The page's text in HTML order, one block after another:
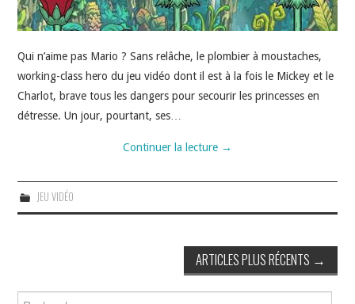
Qui n’aime pas Mario ? Sans relâche, le plombier à moustaches,
working-class hero du jeu vidéo dont il est à la fois le Mickey et le
Charlot, brave tous les dangers pour secourir les princesses en
détresse. Un jour, pourtant, ses…
Continuer la lecture →
JEU VIDÉO
ARTICLES PLUS RÉCENTS →